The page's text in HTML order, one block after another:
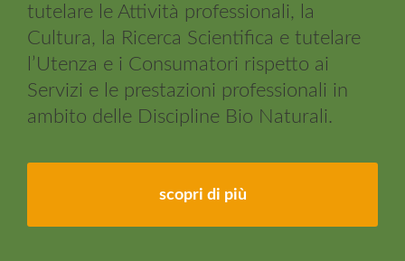
tutelare le Attività professionali, la
Cultura, la Ricerca Scientifica e tutelare
l’Utenza e i Consumatori rispetto ai
Servizi e le prestazioni professionali in
ambito delle Discipline Bio Naturali.
scopri di più